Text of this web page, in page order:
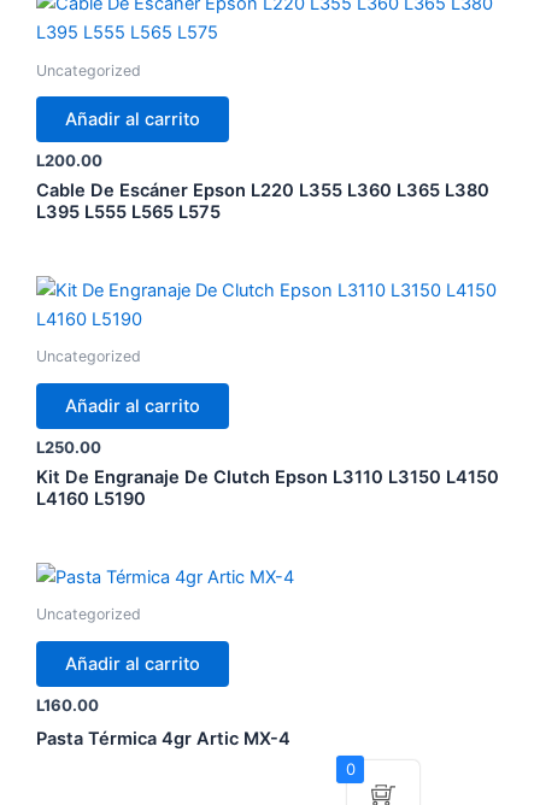
Uncategorized
Añadir al carrito
L200.00
Cable De Escáner Epson L220 L355 L360 L365 L380
L395 L555 L565 L575
Uncategorized
Añadir al carrito
L250.00
Kit De Engranaje De Clutch Epson L3110 L3150 L4150
L4160 L5190
Uncategorized
Añadir al carrito
L160.00
Pasta Térmica 4gr Artic MX-4
0